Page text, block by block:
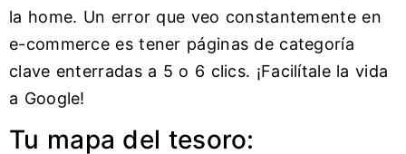
la home. Un error que veo constantemente en
e-commerce es tener páginas de categoría
clave enterradas a 5 o 6 clics. ¡Facilítale la vida
a Google!
Tu mapa del tesoro: